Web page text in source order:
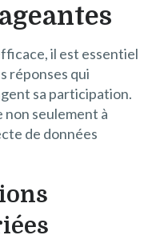
il est essentiel
réponses qui
sa participation.
seulement à
de données